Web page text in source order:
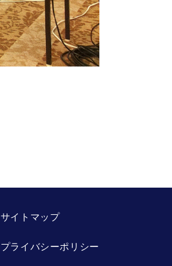
サイトマップ
プライバシーポリシー